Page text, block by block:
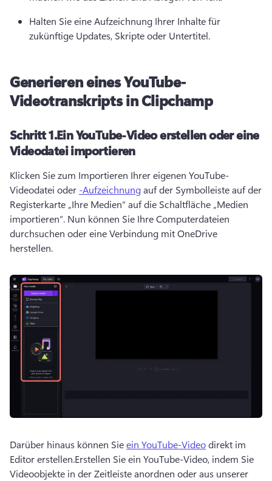
Halten Sie eine Aufzeichnung Ihrer Inhalte für
zukünftige Updates, Skripte oder Untertitel.
Generieren eines YouTube-
Videotranskripts in Clipchamp
Schritt 1.Ein YouTube-Video erstellen oder eine
Videodatei importieren
Klicken Sie zum Importieren Ihrer eigenen YouTube-
Videodatei oder -Aufzeichnung auf der Symbolleiste auf der
Registerkarte „Ihre Medien“ auf die Schaltfläche „Medien
importieren“. Nun können Sie Ihre Computerdateien
durchsuchen oder eine Verbindung mit OneDrive
herstellen.
Darüber hinaus können Sie ein YouTube-Video direkt im
Editor erstellen.Erstellen Sie ein YouTube-Video, indem Sie
Videoobjekte in der Zeitleiste anordnen oder aus unserer